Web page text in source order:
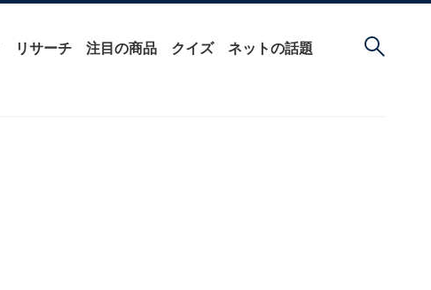
リサーチ 注目の商品 クイズ ネットの話題